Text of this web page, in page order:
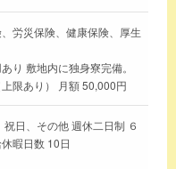
労災保険、健康保険、厚生
り 敷地内に独身寮完備。
限あり） 月額 50,000円
日、その他 週休二日制 ６
暇日数 10日